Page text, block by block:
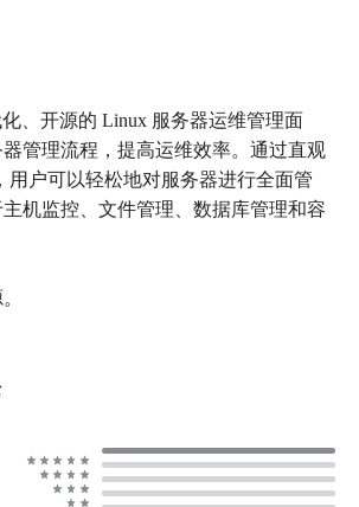
化、开源的 Linux 服务器运维管理面
管理流程，提高运维效率。通过直观
用户可以轻松地对服务器进行全面管
机监控、文件管理、数据库管理和容